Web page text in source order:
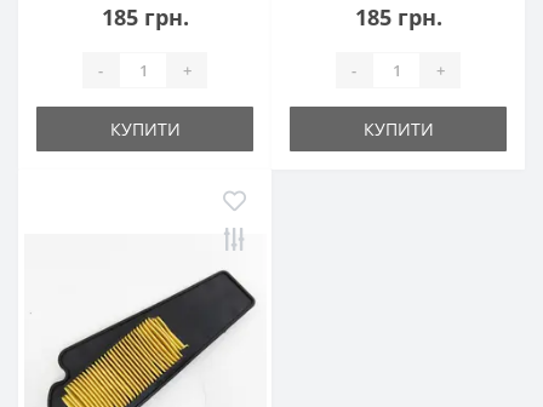
185 грн.
- +
КУПИТИ
185 грн.
- +
КУПИТИ